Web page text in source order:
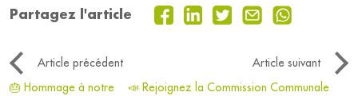
Partagez l'article
Article précédent
Article suivant
🎂 Hommage à notre
📣 Rejoignez la Commission Communale